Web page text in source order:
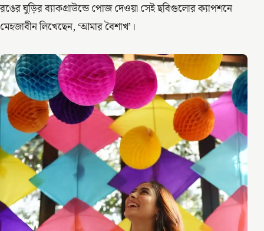
রঙের ঘুড়ির ব্যাকগ্রাউন্ডে পোজ দেওয়া সেই ছবিগুলোর ক্যাপশনে
মেহজাবীন লিখেছেন, ‘আমার বৈশাখ’।